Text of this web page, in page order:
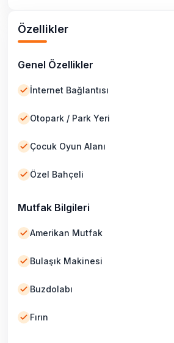
Özellikler
Genel Özellikler
İnternet Bağlantısı
Otopark / Park Yeri
Çocuk Oyun Alanı
Özel Bahçeli
Mutfak Bilgileri
Amerikan Mutfak
Bulaşık Makinesi
Buzdolabı
Fırın